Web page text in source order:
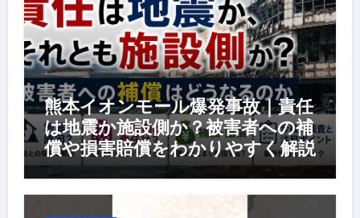
熊本イオンモール爆発事故｜責任
は地震か施設側か？被害者への補
償や損害賠償をわかりやすく解説